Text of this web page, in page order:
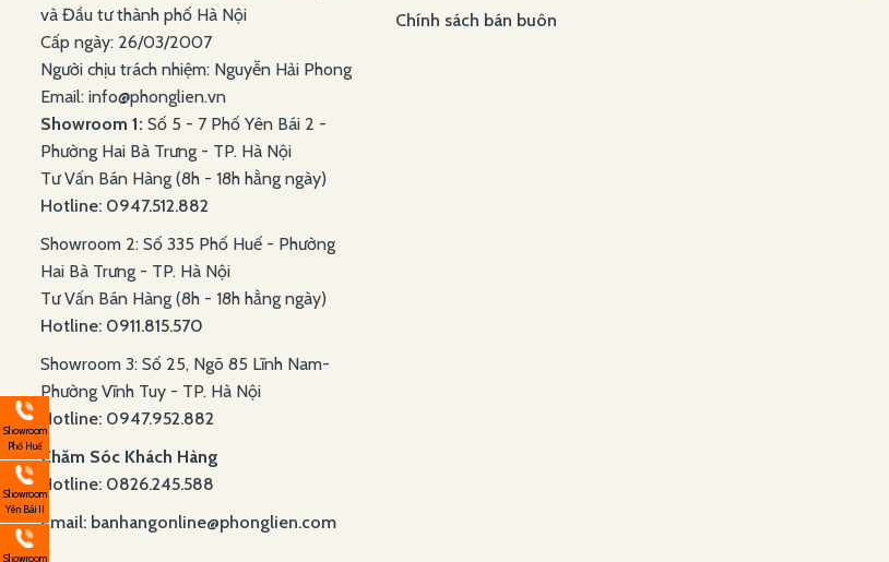
Showroom
Phố Huế
Showroom
Yên Bái II
Showroom
và Đầu tư thành phố Hà Nội
Cấp ngày: 26/03/2007
Người chịu trách nhiệm: Nguyễn Hải Phong
Email: info@phonglien.vn
Showroom 1: Số 5 - 7 Phố Yên Bái 2 -
Phường Hai Bà Trưng - TP. Hà Nội
Tư Vấn Bán Hàng (8h - 18h hằng ngày)
Hotline: 0947.512.882
Showroom 2: Số 335 Phố Huế - Phường
Hai Bà Trưng - TP. Hà Nội
Tư Vấn Bán Hàng (8h - 18h hằng ngày)
Hotline: 0911.815.570
Showroom 3: Số 25, Ngõ 85 Lĩnh Nam-
Phường Vĩnh Tuy - TP. Hà Nội
Hotline: 0947.952.882
Chăm Sóc Khách Hàng
Hotline: 0826.245.588
Email: banhangonline@phonglien.com
Chính sách bán buôn